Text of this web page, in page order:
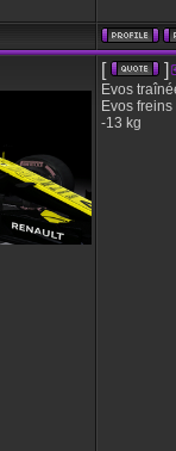
[ ]
Evos
Evos freins
-13 kg